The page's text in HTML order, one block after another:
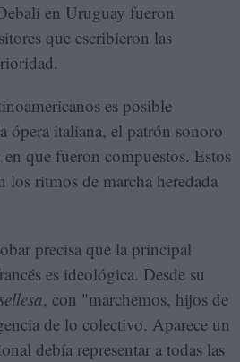
en Uruguay fueron
que escribieron las
es posible
ópera italiana, el patrón sonoro
que fueron compuestos. Estos
los ritmos de marcha heredada
precisa que la principal
es ideológica. Desde su
, con "marchemos, hijos de
de lo colectivo. Aparece un
debía representar a todas las